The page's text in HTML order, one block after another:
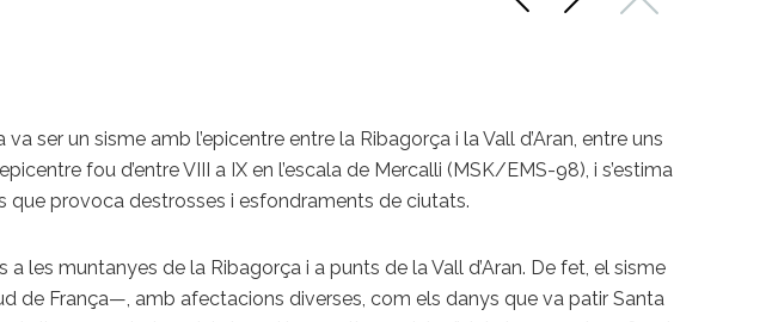
ser un sisme amb l’epicentre entre la Ribagorça i la Vall d’Aran, entre uns
fou d’entre VIII a IX en l’escala de Mercalli (MSK/EMS-98), i s’estima
que provoca destrosses i esfondraments de ciutats.
les muntanyes de la Ribagorça i a punts de la Vall d’Aran. De fet, el sisme
de França—, amb afectacions diverses, com els danys que va patir Santa